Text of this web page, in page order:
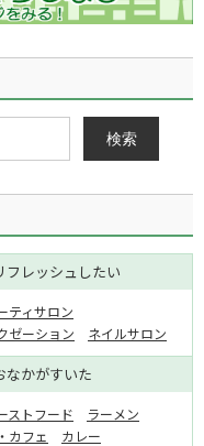
検索
フレッシュしたい
ティサロン
ゼーション
ネイルサロン
なかがすいた
ストフード
ラーメン
カフェ
カレー